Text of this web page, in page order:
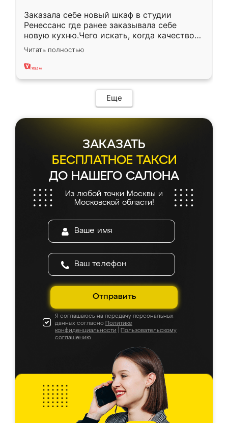
Заказала себе новый шкаф в студии
Ренессанс где ранее заказывала себе
новую кухню.Чего искать, когда качеством
вполне довольна. Служит кухня уже почти
два года, нареканий нет.
Читать полностью
Еще
ЗАКАЗАТЬ
БЕСПЛАТНОЕ ТАКСИ
ДО НАШЕГО САЛОНА
Из любой точки Москвы и
Московской области!
Отправить
Я соглашаюсь на передачу персональных
данных согласно Политике
конфиденциальности
Пользовательскому
соглашению